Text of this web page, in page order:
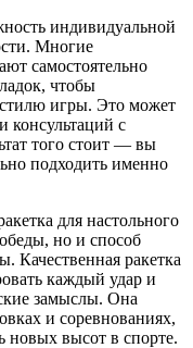
индивидуальной
Многие
самостоятельно
чтобы
стилю игры. Это может
консультаций с
того стоит — вы
подходить именно
для настольного
но и способ
Качественная ракетка
каждый удар и
замыслы. Она
и соревнованиях,
новых высот в спорте.